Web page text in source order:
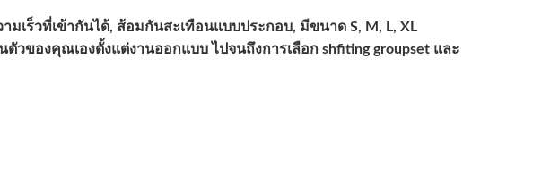
มเร็วที่เข้ากันได้, ส้อมกันสะเทือนแบบประกอบ, มีขนาด S, M, L, XL
ของคุณเองตั้งแต่งานออกแบบ ไปจนถึงการเลือก shfiting groupset และ